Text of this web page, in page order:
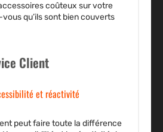
coûteux sur votre
qu’ils sont bien couverts
Client
et réactivité
peut faire toute la différence